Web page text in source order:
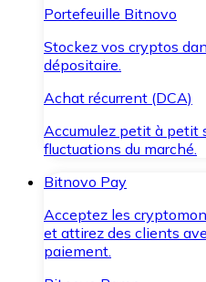
Portefeuille Bitnovo
Stockez vos cryptos
dépositaire.
Achat récurrent (DCA)
Accumulez petit à petit
fluctuations du marché.
Bitnovo Pay
Acceptez les
et attirez des clients
paiement.